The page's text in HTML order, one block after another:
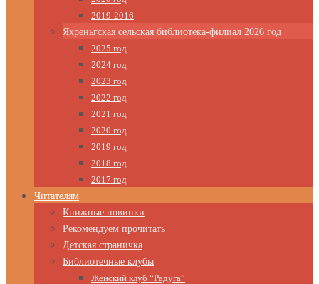
2019-2016
Яхреньгская сельская библиотека-филиал 2026 год
2025 год
2024 год
2023 год
2022 год
2021 год
2020 год
2019 год
2018 год
2017 год
Читателям
Книжные новинки
Рекомендуем прочитать
Детская страничка
Библиотечные клубы
Женский клуб “Радуга”